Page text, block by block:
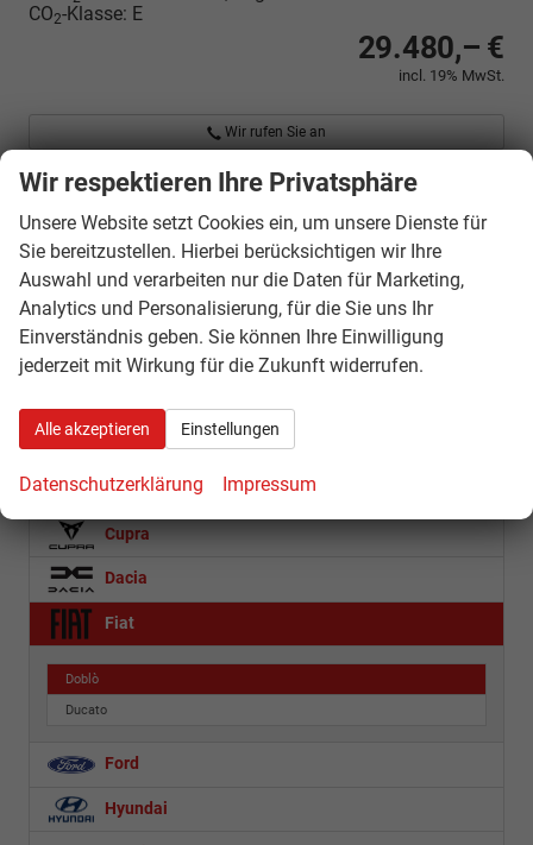
CO2-Klasse: E
29.480,– €
incl. 19% MwSt.
Wir rufen Sie an
Fahrzeugexposé (PDF)
Fahrzeugnr.
Geparkte Fahrzeuge (0)
CFMOTO
Citroën
Cupra
Dacia
Fiat
Doblò
Ducato
Ford
Hyundai
Wir respektieren Ihre Privatsphäre
Unsere Website setzt Cookies ein, um unsere Dienste für
Sie bereitzustellen. Hierbei berücksichtigen wir Ihre
Auswahl und verarbeiten nur die Daten für Marketing,
Analytics und Personalisierung, für die Sie uns Ihr
Einverständnis geben. Sie können Ihre Einwilligung
jederzeit mit Wirkung für die Zukunft widerrufen.
Alle akzeptieren Einstellungen
Datenschutzerklärung Impressum